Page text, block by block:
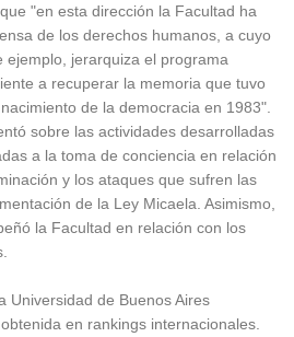
"en esta dirección la Facultad ha
de los derechos humanos, a cuyo
ejemplo, jerarquiza el programa
a recuperar la memoria que tuvo
de la democracia en 1983".
sobre las actividades desarrolladas
a la toma de conciencia en relación
y los ataques que sufren las
de la Ley Micaela. Asimismo,
la Facultad en relación con los
Universidad de Buenos Aires
en rankings internacionales.